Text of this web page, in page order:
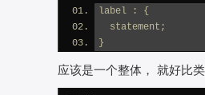
label : {
statement;
}
应该是一个整体， 就好比